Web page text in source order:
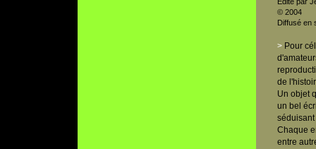
© 2004
Diffusé en
> Pour
de
Un objet
un bel
Chaque
entre